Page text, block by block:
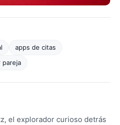
apps de citas
pareja
el explorador curioso detrás